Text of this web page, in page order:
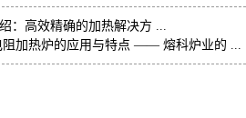
：高效精确的加热解决方 ...
阻加热炉的应用与特点 —— 熔科炉业的 ...